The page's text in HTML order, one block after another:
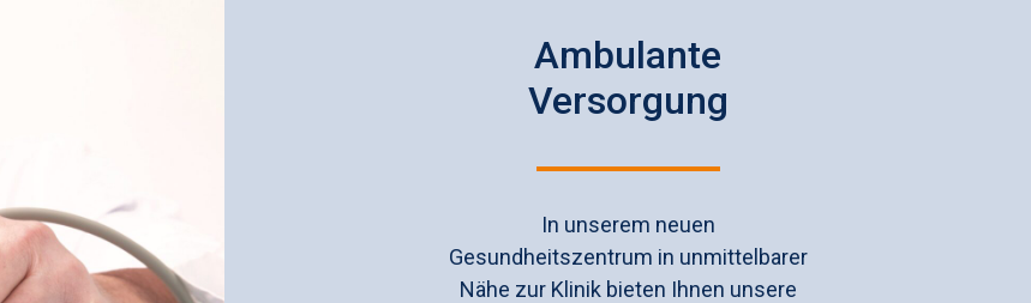
Ambulante
Versorgung
In unserem neuen
Gesundheitszentrum in unmittelbarer
Nähe zur Klinik bieten Ihnen unsere